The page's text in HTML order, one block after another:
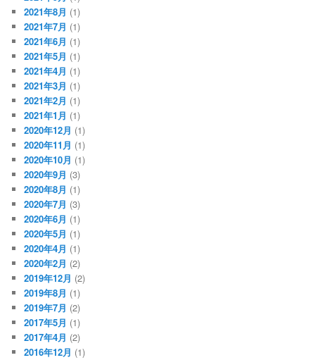
2021年8月 (1)
2021年7月 (1)
2021年6月 (1)
2021年5月 (1)
2021年4月 (1)
2021年3月 (1)
2021年2月 (1)
2021年1月 (1)
2020年12月 (1)
2020年11月 (1)
2020年10月 (1)
2020年9月 (3)
2020年8月 (1)
2020年7月 (3)
2020年6月 (1)
2020年5月 (1)
2020年4月 (1)
2020年2月 (2)
2019年12月 (2)
2019年8月 (1)
2019年7月 (2)
2017年5月 (1)
2017年4月 (2)
2016年12月 (1)